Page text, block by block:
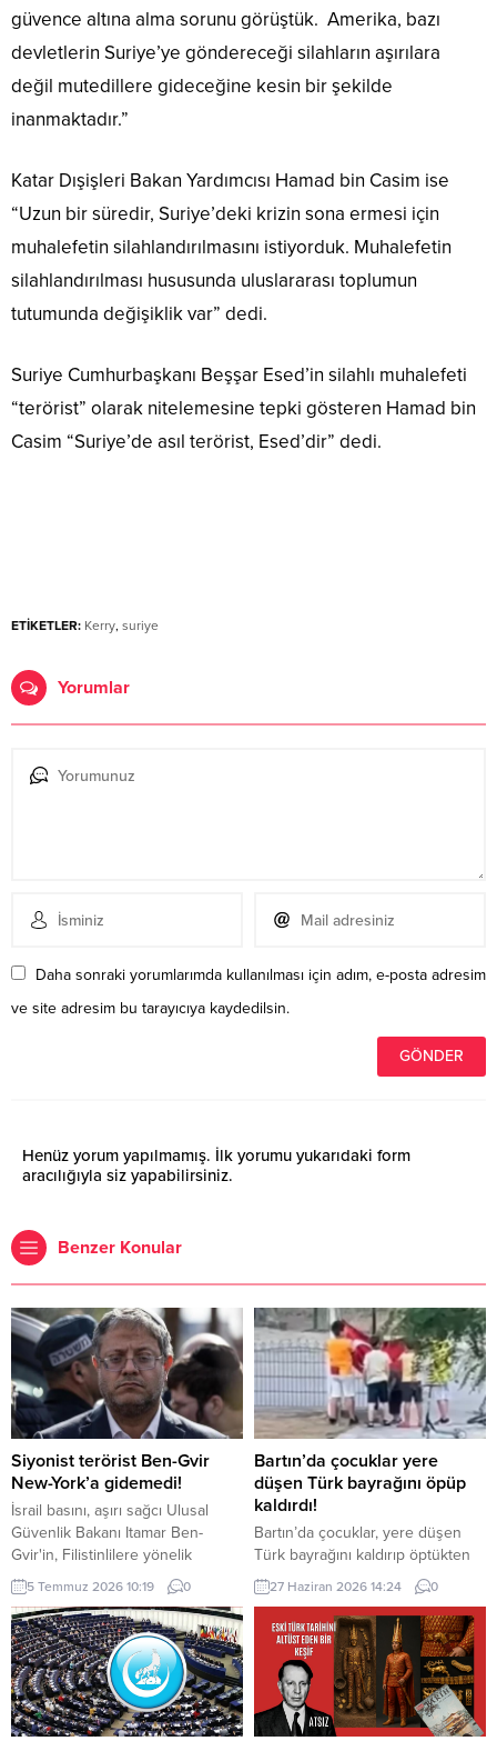
güvence altına alma sorunu görüştük. Amerika, bazı
devletlerin Suriye’ye göndereceği silahların aşırılara
değil mutedillere gideceğine kesin bir şekilde
inanmaktadır.”
Katar Dışişleri Bakan Yardımcısı Hamad bin Casim ise
“Uzun bir süredir, Suriye’deki krizin sona ermesi için
muhalefetin silahlandırılmasını istiyorduk. Muhalefetin
silahlandırılması hususunda uluslararası toplumun
tutumunda değişiklik var” dedi.
Suriye Cumhurbaşkanı Beşşar Esed’in silahlı muhalefeti
“terörist” olarak nitelemesine tepki gösteren Hamad bin
Casim “Suriye’de asıl terörist, Esed’dir” dedi.
ETİKETLER: Kerry, suriye
Yorumlar
Daha sonraki yorumlarımda kullanılması için adım, e-posta adresim
ve site adresim bu tarayıcıya kaydedilsin.
Henüz yorum yapılmamış. İlk yorumu yukarıdaki form
aracılığıyla siz yapabilirsiniz.
Benzer Konular
Siyonist terörist Ben-Gvir
New-York’a gidemedi!
İsrail basını, aşırı sağcı Ulusal
Güvenlik Bakanı Itamar Ben-
Gvir'in, Filistinlilere yönelik
politika ve uygulamaları nedeniyle
"gözaltına alınma" endişesiyle bu
hafta New York'a yapacağı ziyareti
iptal ettiğini ileri sürdü.
5 Temmuz 2026 10:19 0
Bartın’da çocuklar yere
düşen Türk bayrağını öpüp
kaldırdı!
Bartın’da çocuklar, yere düşen
Türk bayrağını kaldırıp öptükten
sonra gelen itfaiye ekiplerinin de
yardımıyla göndere çekti. O anlar
cep telefonu kamerası tarafından
kaydedildi. Yerden kaldırıp öptüler
Kemerköprü Mahallesi’nde dün
akşam saatlerinde Cumhuriyet
Parkı içerisindeki direkte bulunan
Türk bayrağı rüzgar nedeniyle
27 Haziran 2026 14:24 0